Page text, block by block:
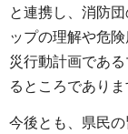
と連携し、消防
ップの理解や危
災行動計画であ
るところでありま
今後とも、県民